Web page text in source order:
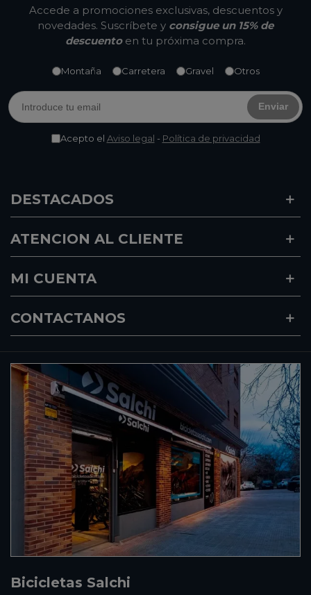
Accede a promociones exclusivas, descuentos y
novedades. Suscríbete y consigue un 15% de
descuentoen tu próxima compra.
Montaña Carretera Gravel Otros
Enviar
Acepto el Aviso legal - Política de privacidad
DESTACADOS
ATENCION AL CLIENTE
MI CUENTA
CONTACTANOS
Bicicletas Salchi